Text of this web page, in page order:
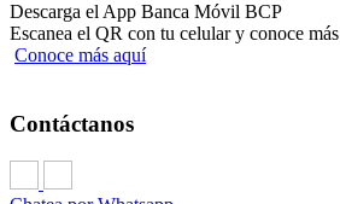
Descarga el App Banca Móvil BCP
Escanea el QR con tu celular y conoce más
Conoce más aquí
Contáctanos